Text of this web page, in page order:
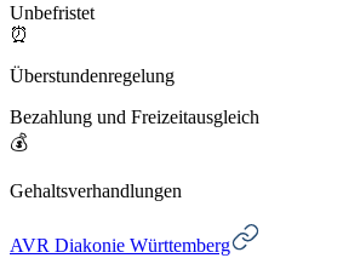
Unbefristet
⏰
Überstundenregelung
Bezahlung und Freizeitausgleich
💰
Gehaltsverhandlungen
AVR Diakonie Württemberg